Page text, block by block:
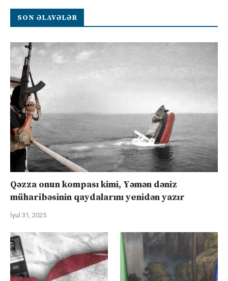
SON ƏLAVƏLƏR
Qəzza onun kompası kimi, Yəmən dəniz
müharibəsinin qaydalarını yenidən yazır
İyul 31, 2025